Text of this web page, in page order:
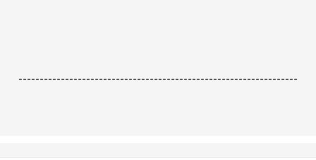
------------------------------------------------------------------